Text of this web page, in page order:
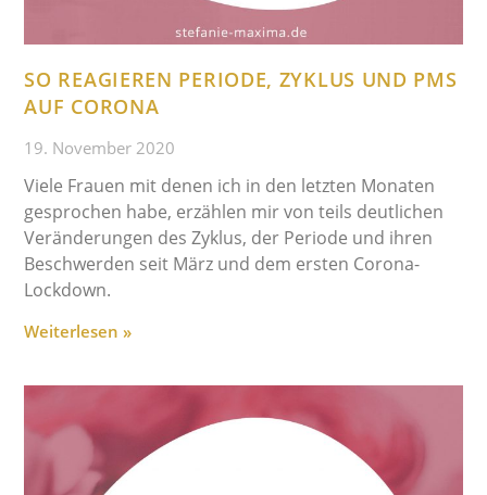
SO REAGIEREN PERIODE, ZYKLUS UND PMS
AUF CORONA
19. November 2020
Viele Frauen mit denen ich in den letzten Monaten
gesprochen habe, erzählen mir von teils deutlichen
Veränderungen des Zyklus, der Periode und ihren
Beschwerden seit März und dem ersten Corona-
Lockdown.
Weiterlesen »